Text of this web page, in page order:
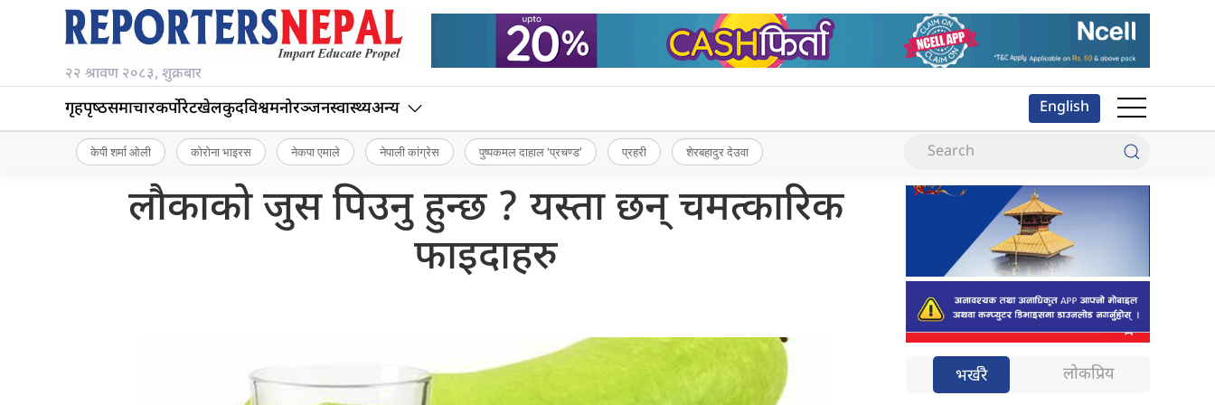
२२ श्रावण २०८३, शुक्रबार
गृहपृष्‍ठसमाचारकर्पोरेटखेलकुदविश्वमनोरञ्जनस्वास्थ्यअन्य English
केपी शर्मा ओली कोरोना भाइरस नेकपा एमाले नेपाली कांग्रेस पुष्पकमल दाहाल ‘प्रचण्ड’ प्रहरी शेरबहादुर देउवा
लौकाको जुस पिउनु हुन्छ ? यस्ता छन् चमत्कारिक
फाइदाहरु
भर्खरै लोकप्रिय